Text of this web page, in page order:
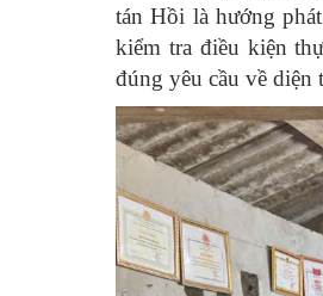
tán Hồi là hướng
kiểm tra điều kiện
đúng yêu cầu về